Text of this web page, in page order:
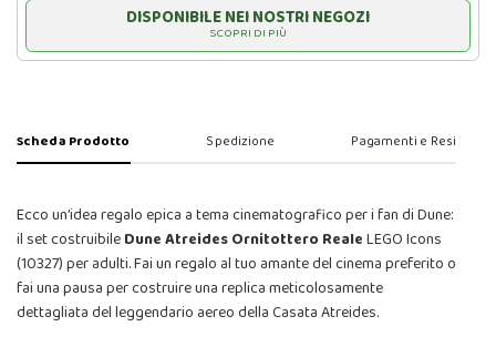
DISPONIBILE NEI NOSTRI NEGOZI
SCOPRI DI PIÙ
Scheda Prodotto Spedizione Pagamenti e Resi
Ecco un’idea regalo epica a tema cinematografico per i fan di Dune:
il set costruibileDune Atreides Ornitottero RealeLEGO Icons
(10327) per adulti. Fai un regalo al tuo amante del cinema preferito o
fai una pausa per costruire una replica meticolosamente
dettagliata del leggendario aereo della Casata Atreides.